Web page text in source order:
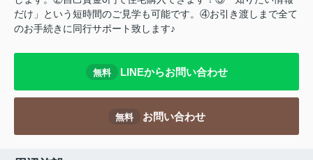
だけ」という短時間のご見学も可能です。④お引き渡しまで全て
のお手続きに同行サポート致します♪
無料 LINEからお問い合わせ
無料 お問い合わせ